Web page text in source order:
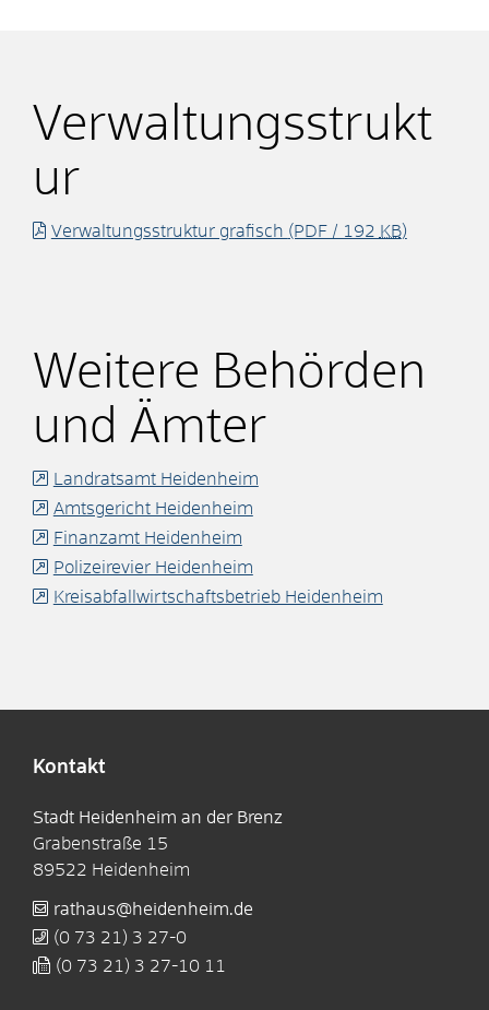
Verwaltungsstrukt
ur
Verwaltungsstruktur grafisch (PDF / 192 KB)
Weitere Behörden
und Ämter
Landratsamt Heidenheim
Amtsgericht Heidenheim
Finanzamt Heidenheim
Polizeirevier Heidenheim
Kreisabfallwirtschaftsbetrieb Heidenheim
Kontakt
Stadt Heidenheim an der Brenz
Grabenstraße 15
89522 Heidenheim
rathaus@heidenheim.de
(0 73 21) 3 27-0
(0 73 21) 3 27-10 11